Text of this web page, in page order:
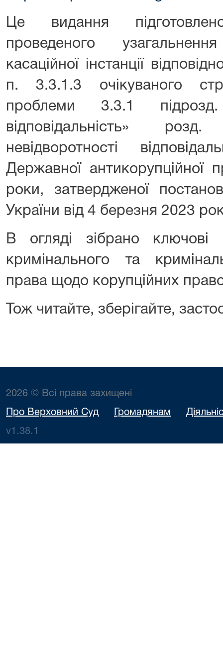
Це видання
проведеного
касаційної інстанції
п. 3.3.1.3 очікуваного
проблеми 3.3.1
відповідальність»
невідворотності
Державної антикорупційної
роки, затвердженої
України від 4 березня 2023
В огляді зібрано
кримінального та
права щодо корупційних
Тож читайте, зберігайте,
2026 © Всі права захищені
Про Верховний Суд Громадянам
v1.38.1